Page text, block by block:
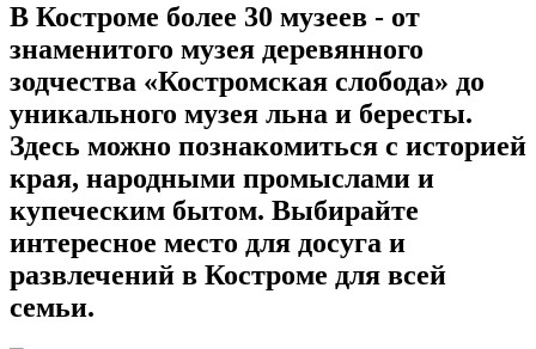
В Костроме более 30 музеев - от
знаменитого музея деревянного
зодчества «Костромская слобода» до
уникального музея льна и бересты.
Здесь можно познакомиться с историей
края, народными промыслами и
купеческим бытом. Выбирайте
интересное место для досуга и
развлечений в Костроме для всей
семьи.